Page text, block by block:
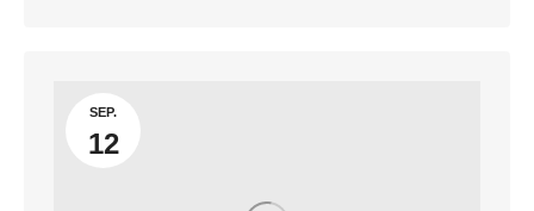
SEP.
12